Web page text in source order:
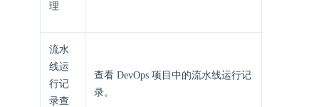
理
流水
线运
行记
录查
查看 DevOps 项目中的流水线运行记
录。